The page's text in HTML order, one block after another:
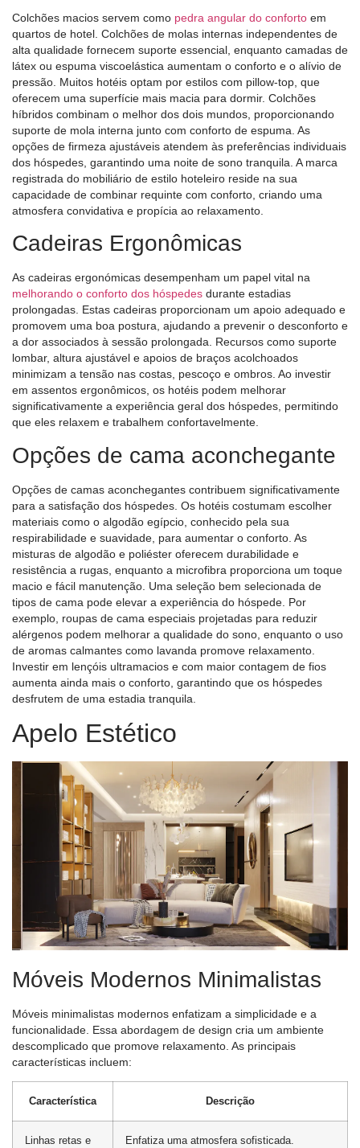
Colchões macios servem como pedra angular do conforto em
quartos de hotel. Colchões de molas internas independentes de
alta qualidade fornecem suporte essencial, enquanto camadas de
látex ou espuma viscoelástica aumentam o conforto e o alívio de
pressão. Muitos hotéis optam por estilos com pillow-top, que
oferecem uma superfície mais macia para dormir. Colchões
híbridos combinam o melhor dos dois mundos, proporcionando
suporte de mola interna junto com conforto de espuma. As
opções de firmeza ajustáveis ​​atendem às preferências individuais
dos hóspedes, garantindo uma noite de sono tranquila. A marca
registrada do mobiliário de estilo hoteleiro reside na sua
capacidade de combinar requinte com conforto, criando uma
atmosfera convidativa e propícia ao relaxamento.
Cadeiras Ergonômicas
As cadeiras ergonómicas desempenham um papel vital na
melhorando o conforto dos hóspedes durante estadias
prolongadas. Estas cadeiras proporcionam um apoio adequado e
promovem uma boa postura, ajudando a prevenir o desconforto e
a dor associados à sessão prolongada. Recursos como suporte
lombar, altura ajustável e apoios de braços acolchoados
minimizam a tensão nas costas, pescoço e ombros. Ao investir
em assentos ergonômicos, os hotéis podem melhorar
significativamente a experiência geral dos hóspedes, permitindo
que eles relaxem e trabalhem confortavelmente.
Opções de cama aconchegante
Opções de camas aconchegantes contribuem significativamente
para a satisfação dos hóspedes. Os hotéis costumam escolher
materiais como o algodão egípcio, conhecido pela sua
respirabilidade e suavidade, para aumentar o conforto. As
misturas de algodão e poliéster oferecem durabilidade e
resistência a rugas, enquanto a microfibra proporciona um toque
macio e fácil manutenção. Uma seleção bem selecionada de
tipos de cama pode elevar a experiência do hóspede. Por
exemplo, roupas de cama especiais projetadas para reduzir
alérgenos podem melhorar a qualidade do sono, enquanto o uso
de aromas calmantes como lavanda promove relaxamento.
Investir em lençóis ultramacios e com maior contagem de fios
aumenta ainda mais o conforto, garantindo que os hóspedes
desfrutem de uma estadia tranquila.
Apelo Estético
Móveis Modernos Minimalistas
Móveis minimalistas modernos enfatizam a simplicidade e a
funcionalidade. Essa abordagem de design cria um ambiente
descomplicado que promove relaxamento. As principais
características incluem:
Característica Descrição
Linhas retas e Enfatiza uma atmosfera sofisticada.